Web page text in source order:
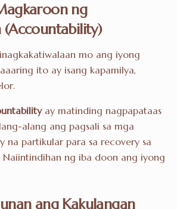
ng
(Accountability)
mo ang iyong
ito ay isang kapamilya,
ay matinding nagpapataas
alang ang pagsali sa mga
na partikular para sa recovery sa
ng iba doon ang iyong
ang Kakulangan